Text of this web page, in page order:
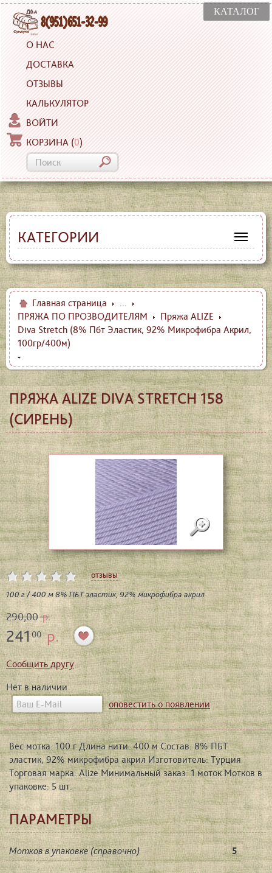
КАТАЛОГ
О НАС
ДОСТАВКА
ОТЗЫВЫ
КАЛЬКУЛЯТОР
ВОЙТИ
КОРЗИНА (0)
КАТЕГОРИИ
Главная страница
...
ПРЯЖА ПО ПРОЗВОДИТЕЛЯМ
Пряжа ALIZE
Diva Stretch (8% Пбт Эластик, 92% Микрофибра Акрил,
100гр/400м)
ПРЯЖА ALIZE DIVA STRETCH 158
(СИРЕНЬ)
отзывы
100 г / 400 м 8% ПБТ эластик, 92% микрофибра акрил
290,00р.
24100р.
Сообщить другу
Нет в наличии
оповестить о появлении
Вес мотка: 100 г Длина нити: 400 м Состав: 8% ПБТ
эластик, 92% микрофибра акрил Изготовитель: Турция
Торговая марка: Alize Минимальный заказ: 1 моток Мотков в
упаковке: 5 шт.
ПАРАМЕТРЫ
Мотков в упаковке (справочно) 5